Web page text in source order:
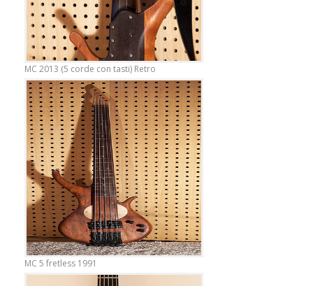
MC 2013 (5 corde con tasti) Retro
MC 5 fretless 1991